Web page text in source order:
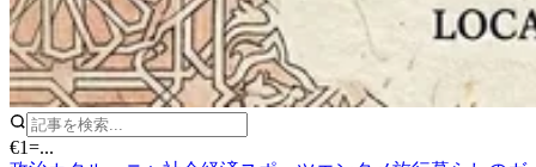
€1=...